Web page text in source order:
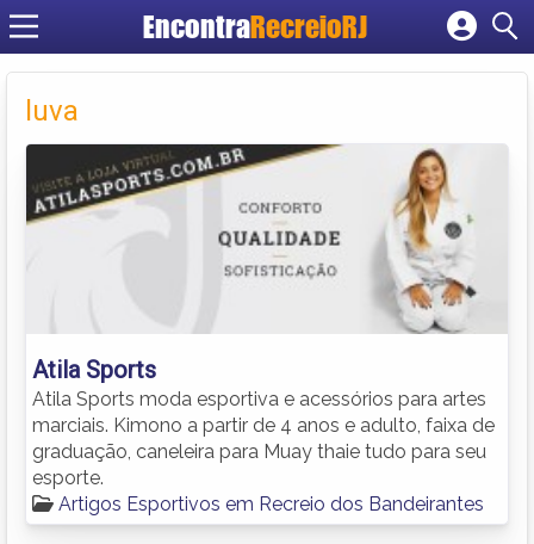
EncontraRecreioRJ
Cadastrar empresa
luva
Atila Sports
Atila Sports moda esportiva e acessórios para artes
marciais. Kimono a partir de 4 anos e adulto, faixa de
graduação, caneleira para Muay thaie tudo para seu
esporte.
Artigos Esportivos em Recreio dos Bandeirantes